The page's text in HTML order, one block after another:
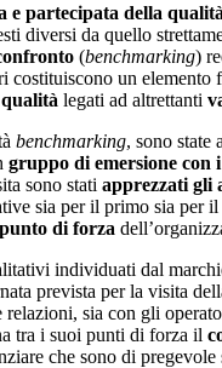
partecipata della
diversi da quello
(benchmarking)
costituiscono un
legati ad altrettanti
benchmarking, sono state
gruppo di emersione con
sono stati apprezzati gli
sia per il primo sia per il
di forza
individuati dal
prevista per la visita
sia con gli
tra i suoi punti di forza il
che sono di